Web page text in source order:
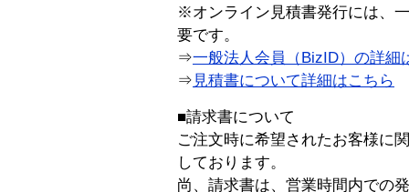
※オンライン見積書発行には、
要です。
⇒一般法人会員（BizID）の詳細
⇒ 見積書について詳細はこちら
■請求書について
ご注文時に希望されたお客様に
しております。
尚、請求書は、営業時間内での